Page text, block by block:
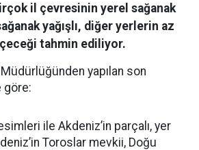
il çevresinin yerel sağanak
yağışlı, diğer yerlerin az
tahmin ediliyor.
yapılan son
göre:
ile Akdeniz’in parçalı, yer
Toroslar mevkii, Doğu